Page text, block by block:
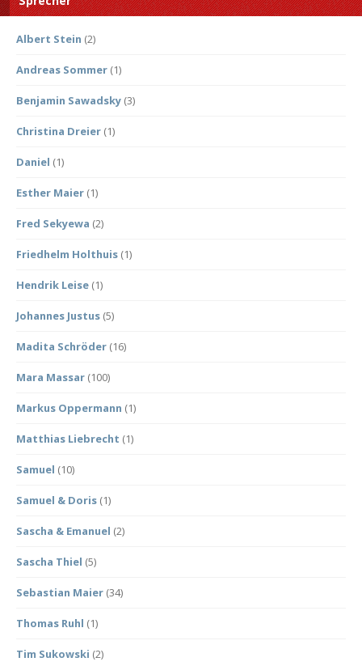
Albert Stein (2)
Andreas Sommer (1)
Benjamin Sawadsky (3)
Christina Dreier (1)
Daniel (1)
Esther Maier (1)
Fred Sekyewa (2)
Friedhelm Holthuis (1)
Hendrik Leise (1)
Johannes Justus (5)
Madita Schröder (16)
Mara Massar (100)
Markus Oppermann (1)
Matthias Liebrecht (1)
Samuel (10)
Samuel & Doris (1)
Sascha & Emanuel (2)
Sascha Thiel (5)
Sebastian Maier (34)
Thomas Ruhl (1)
Tim Sukowski (2)